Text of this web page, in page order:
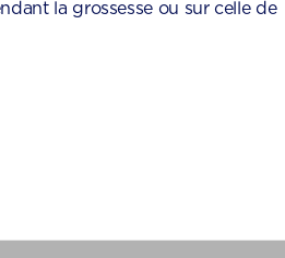
la grossesse ou sur celle de